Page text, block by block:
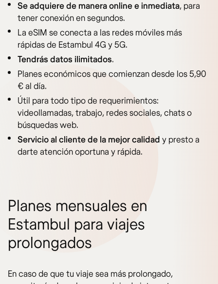
Se adquiere de manera online e inmediata, para
tener conexión en segundos.
La eSIM se conecta a las redes móviles más
rápidas de Estambul 4G y 5G.
Tendrás datos ilimitados.
Planes económicos que comienzan desde los 5,90
€ al día.
Útil para todo tipo de requerimientos:
videollamadas, trabajo, redes sociales, chats o
búsquedas web.
Servicio al cliente de la mejor calidad y presto a
darte atención oportuna y rápida.
Planes mensuales en
Estambul para viajes
prolongados
En caso de que tu viaje sea más prolongado,